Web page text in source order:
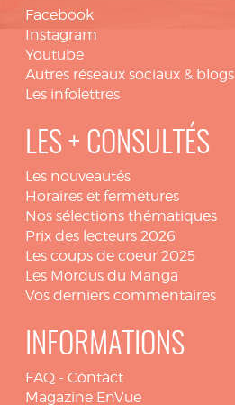
Facebook
Instagram
Youtube
Autres réseaux sociaux & blogs
Les infolettres
LES + CONSULTÉS
Les nouveautés
Horaires et fermetures
Nos sélections thématiques
Prix des lecteurs 2026
Les coups de coeur 2025
Les Mordus du Manga
Vos derniers commentaires
INFORMATIONS
FAQ - Contact
Magazine EnVue